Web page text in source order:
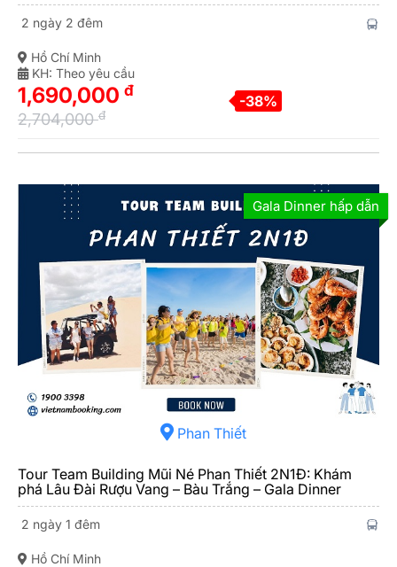
2 ngày 2 đêm
Hồ Chí Minh
KH: Theo yêu cầu
1,690,000 đ
2,704,000đ
-38%
Gala Dinner hấp dẫn
Phan Thiết
Tour Team Building Mũi Né Phan Thiết 2N1Đ: Khám
phá Lâu Đài Rượu Vang – Bàu Trắng – Gala Dinner
2 ngày 1 đêm
Hồ Chí Minh